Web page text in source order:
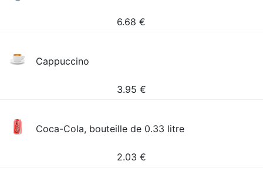
6.68 €
Cappuccino
3.95 €
Coca-Cola, bouteille de 0.33 litre
2.03 €